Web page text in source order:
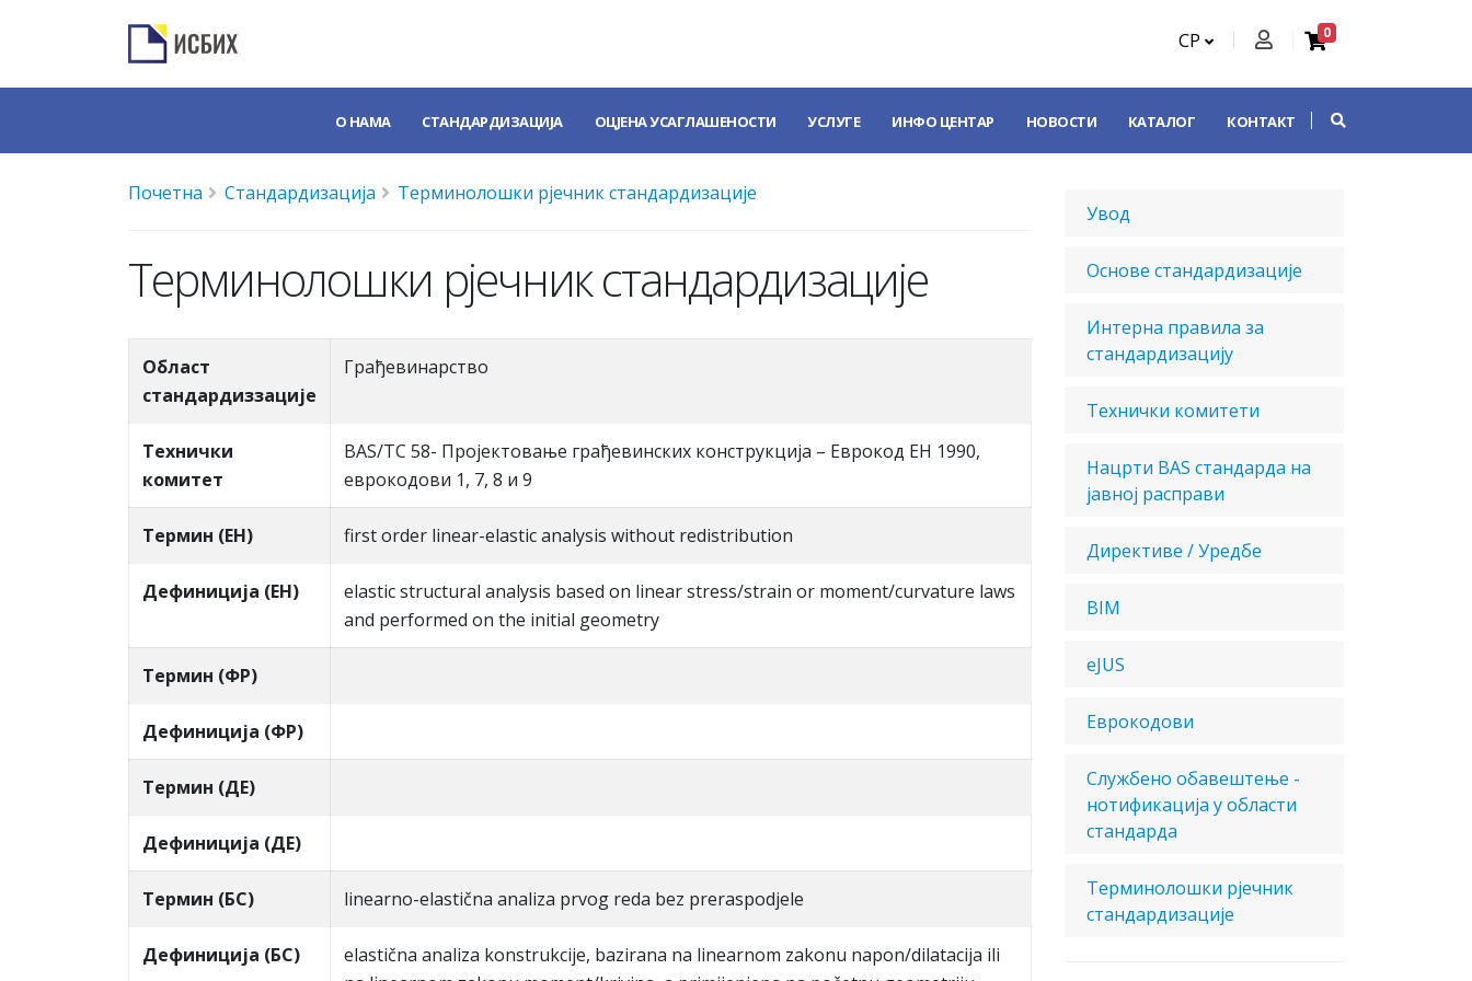
СР 0
О НАМА СТАНДАРДИЗАЦИЈА ОЦЈЕНА УСАГЛАШЕНОСТИ УСЛУГЕ ИНФО ЦЕНТАР НОВОСТИ КАТАЛОГ КОНТАКТ
Почетна Стандардизација Терминолошки рјечник стандардизације
Терминолошки рјечник стандардизације
Област
стандардиззације
Грађевинарство
Teхнички
комитет
BAS/TC 58- Пројектовање грађевинских конструкција – Еврокод ЕН 1990,
еврокодови 1, 7, 8 и 9
Термин (ЕН) first order linear-elastic analysis without redistribution
Дефиниција (ЕН)
elastic structural analysis based on linear stress/strain or moment/curvature laws
and performed on the initial geometry
Термин (ФР)
Дефиниција (ФР)
Термин (ДЕ)
Дефиниција (ДЕ)
Термин (БС) linearno-elastična analiza prvog reda bez preraspodjele
Дефиниција (БС)
elastična analiza konstrukcije, bazirana na linearnom zakonu napon/dilatacija ili
Увод
Основе стандардизације
Интерна правила за
стандардизацију
Технички комитети
Нацрти BAS стандарда на
јавној расправи
Директиве / Уредбе
BIM
eJUS
Еврокодови
Службено обавештење -
нотификација у области
стандарда
Терминолошки рјечник
стандардизације